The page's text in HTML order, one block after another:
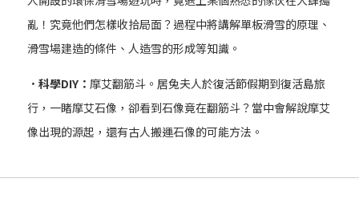
亂！究竟他們怎樣收拾局面？過程中將講解單板滑雪的原理、
滑雪場建造的條件、人造雪的形成等知識。
．科學DIY： 摩艾翻筋斗。居兔夫人於復活節假期到復活島旅
行，一睹摩艾石像，卻看到石像竟在翻筋斗？當中會解說摩艾
像出現的源起，還有古人搬運石像的可能方法。